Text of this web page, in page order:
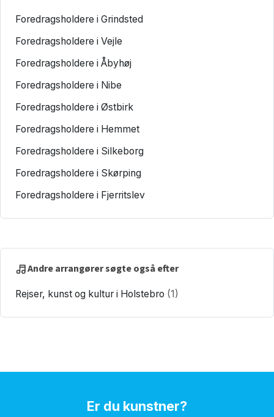
Foredragsholdere i Grindsted
Foredragsholdere i Vejle
Foredragsholdere i Åbyhøj
Foredragsholdere i Nibe
Foredragsholdere i Østbirk
Foredragsholdere i Hemmet
Foredragsholdere i Silkeborg
Foredragsholdere i Skørping
Foredragsholdere i Fjerritslev
Andre arrangører søgte også efter
Rejser, kunst og kultur i Holstebro (1)
Er du kunstner?